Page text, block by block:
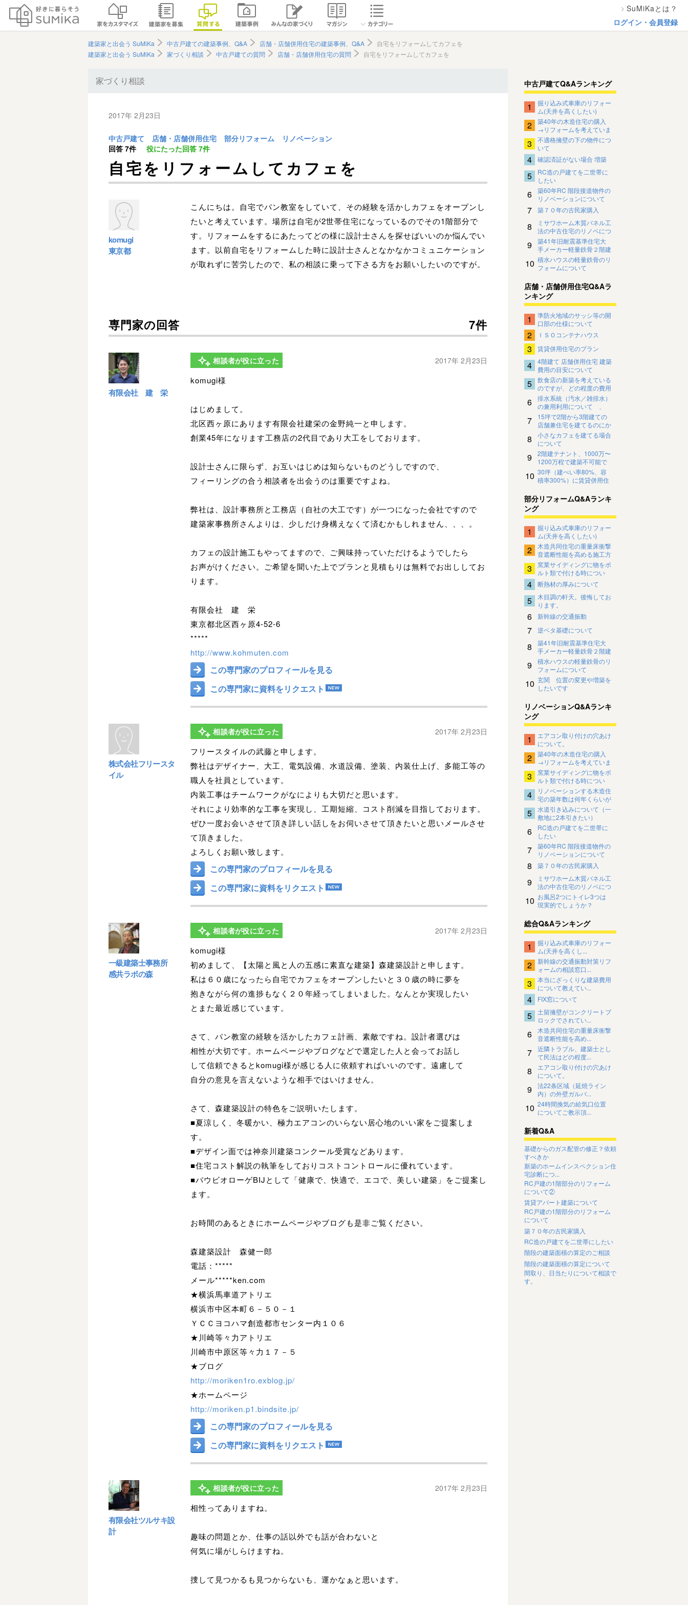
SuMiKaとは？
ログイン・会員登録
建築家と出会う SuMiKa 中古戸建ての建築事例、Q&A 店舗・店舗併用住宅の建築事例、Q&A
自宅をリフォームしてカフェを
建築家と出会う SuMiKa
家づくり相談 中古戸建ての質問 店舗・店舗併用住宅の質問 自宅をリフォームしてカフェを
家づくり相談
2017年 2月23日
中古戸建て 店舗・店舗併用住宅 部分リフォーム
リノベーション
回答 7件 役にたった回答 7件
自宅をリフォームしてカフェを
komugi
東京都
こんにちは。自宅でパン教室をしていて、その経験を活かしカフェをオープンし
たいと考えています。場所は自宅が2世帯住宅になっているのでその1階部分で
す。リフォームをするにあたってどの様に設計士さんを探せばいいのか悩んでい
ます。以前自宅をリフォームした時に設計士さんとなかなかコミュニケーション
が取れずに苦労したので、私の相談に乗って下さる方をお願いしたいのですが。
専門家の回答 7件
有限会社 建 栄
相談者が役に立った 2017年 2月23日
komugi様
はじめまして。
北区西ヶ原にあります有限会社建栄の金野純一と申します。
創業45年になります工務店の2代目であり大工をしております。
設計士さんに限らず、お互いはじめは知らないものどうしですので、
フィーリングの合う相談者を出会うのは重要ですよね。
弊社は、設計事務所と工務店（自社の大工です）が一つになった会社ですので
建築家事務所さんよりは、少しだけ身構えなくて済むかもしれません、、、。
カフェの設計施工もやってますので、ご興味持っていただけるようでしたら
お声がけください。ご希望を聞いた上でプランと見積もりは無料でお出ししてお
ります。
有限会社 建 栄
東京都北区西ヶ原4-52-6
*****
http://www.kohmuten.com
この専門家のプロフィールを見る
この専門家に資料をリクエスト
株式会社フリースタ
イル
相談者が役に立った 2017年 2月23日
フリースタイルの武藤と申します。
弊社はデザイナー、大工、電気設備、水道設備、塗装、内装仕上げ、多能工等の
職人を社員としています。
内装工事はチームワークがなによりも大切だと思います。
それにより効率的な工事を実現し、工期短縮、コスト削減を目指しております。
ぜひ一度お会いさせて頂き詳しい話しをお伺いさせて頂きたいと思いメールさせ
て頂きました。
よろしくお願い致します。
この専門家のプロフィールを見る
この専門家に資料をリクエスト
一級建築士事務所
感共ラボの森
相談者が役に立った 2017年 2月23日
komugi様
初めまして、【太陽と風と人の五感に素直な建築】森建築設計と申します。
私は６０歳になったら自宅でカフェをオープンしたいと３０歳の時に夢を
抱きながら何の進捗もなく２０年経ってしまいました。なんとか実現したい
とまた最近感じています。
さて、パン教室の経験を活かしたカフェ計画、素敵ですね。設計者選びは
相性が大切です。ホームページやブログなどで選定した人と会ってお話し
して信頼できるとkomugi様が感じる人に依頼すればいいのです。遠慮して
自分の意見を言えないような相手ではいけません。
さて、森建築設計の特色をご説明いたします。
■夏涼しく、冬暖かい、極力エアコンのいらない居心地のいい家をご提案しま
す。
■デザイン面では神奈川建築コンクール受賞などあります。
■住宅コスト解説の執筆をしておりコストコントロールに優れています。
■バウビオローゲBIJとして「健康で、快適で、エコで、美しい建築」をご提案し
ます。
お時間のあるときにホームページやブログも是非ご覧ください。
森建築設計 森健一郎
電話：*****
メール*****ken.com
★横浜馬車道アトリエ
横浜市中区本町６－５０－１
ＹＣＣヨコハマ創造都市センター内１０６
★川崎等々力アトリエ
川崎市中原区等々力１７－５
★ブログ
http://moriken1ro.exblog.jp/
★ホームページ
http://moriken.p1.bindsite.jp/
この専門家のプロフィールを見る
この専門家に資料をリクエスト
有限会社ツルサキ設
計
相談者が役に立った 2017年 2月23日
相性ってありますね。
趣味の問題とか、仕事の話以外でも話が合わないと
何気に場がしらけますね。
捜して見つかるも見つからないも、運かなぁと思います。
中古戸建てQ&Aランキング
1
掘り込み式車庫のリフォー
ム(天井を高くしたい)
2
築40年の木造住宅の購入
→リフォームを考えていま
す。
3
不適格擁壁の下の物件につ
いて
4 確認済証がない場合 増築
5
RC造の戸建てを二世帯に
したい
6
築60年RC 階段接道物件の
リノベーションについて
7 築７０年の古民家購入
8
ミサワホーム木質パネル工
法の中古住宅のリノベにつ
いて
9
築41年旧耐震基準住宅大
手メーカー軽量鉄骨２階建
住宅のリノベーションにつ
いて
10 積水ハウスの軽量鉄骨のリ
フォームについて
店舗・店舗併用住宅Q&Aラ
ンキング
1
準防火地域のサッシ等の開
口部の仕様について
2 ＩＳＯコンテナハウス
3 賃貸併用住宅のプラン
4
4階建て 店舗併用住宅 建築
費用の目安について
5
飲食店の新築を考えている
のですが、どの程度の費用
がかかるものでしょうか
6
排水系統（汚水／雑排水）
の兼用利用について 、
7
15坪で2階から3階建ての
店舗兼住宅を建てるのにか
かる費用について
8
小さなカフェを建てる場合
について
9
2階建テナント、1000万〜
1200万程で建築不可能で
しょうか？
10 30坪（建ぺい率80%、容
積率300%）に賃貸併用住
ります
部分リフォームQ&Aランキ
ング
1
掘り込み式車庫のリフォー
ム(天井を高くしたい)
2
木造共同住宅の重量床衝撃
音遮断性能を高める施工方
法について
3
窯業サイディングに物をボ
ルト類で付ける時につい
て。
4 断熱材の厚みについて
5
木目調の軒天。後悔してお
ります。
6 新幹線の交通振動
7 逆ベタ基礎について
8
築41年旧耐震基準住宅大
手メーカー軽量鉄骨２階建
住宅のリノベーションにつ
いて
9
積水ハウスの軽量鉄骨のリ
フォームについて
10 玄関 位置の変更や増築を
したいです
リノベーションQ&Aランキ
ング
1
エアコン取り付けの穴あけ
について。
2
築40年の木造住宅の購入
→リフォームを考えていま
す。
3
窯業サイディングに物をボ
ルト類で付ける時につい
て。
4
リノベーションする木造住
宅の築年数は何年くらいが
限界でしょうか。
5
水道引き込みについて（一
敷地に2本引きたい）
6
RC造の戸建てを二世帯に
したい
7
築60年RC 階段接道物件の
リノベーションについて
8 築７０年の古民家購入
9
ミサワホーム木質パネル工
法の中古住宅のリノベにつ
いて
10 お風呂2つにトイレ3つは
現実的でしょうか？
総合Q&Aランキング
1
掘り込み式車庫のリフォー
ム(天井を高くし...
2
新幹線の交通振動対策リフ
ォームの相談窓口...
3
本当にざっくりな建築費用
について教えてい...
4 FIX窓について
5
土留擁壁がコンクリートブ
ロックでされてい...
6
木造共同住宅の重量床衝撃
音遮断性能を高め...
7
近隣トラブル、建築士とし
て民法はどの程度...
8
エアコン取り付けの穴あけ
について。
9
法22条区域（延焼ライン
内）の外壁ガルバ...
10 24時間換気の給気口位置
についてご教示頂...
新着Q&A
基礎からのガス配管の修正？依頼
すべきか
新築のホームインスペクション住
宅診断につ...
RC戸建の1階部分のリフォーム
について②
賃貸アパート建築について
RC戸建の1階部分のリフォーム
について
築７０年の古民家購入
RC造の戸建てを二世帯にしたい
階段の建築面積の算定のご相談
階段の建築面積の算定について
間取り、日当たりについて相談で
す。